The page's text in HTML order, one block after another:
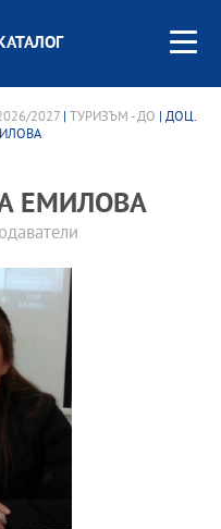
2027| ТУРИЗЪМ - ДО | ДОЦ.
ЕМИЛОВА